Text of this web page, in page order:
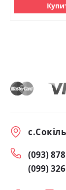
(093)
(099)